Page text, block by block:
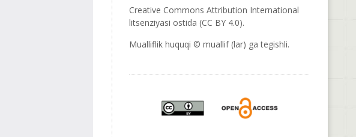
Creative Commons Attribution International
litsenziyasi ostida (CC BY 4.0).
Mualliflik huquqi © muallif (lar) ga tegishli.